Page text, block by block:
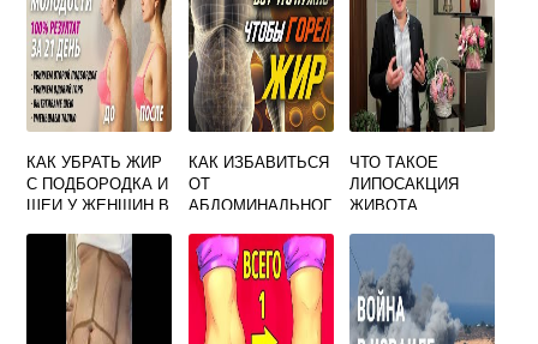
КАК УБРАТЬ ЖИР
С ПОДБОРОДКА И
ШЕИ У ЖЕНЩИН В
УСЛОВИЯХ
КАК ИЗБАВИТЬСЯ
ОТ
АБДОМИНАЛЬНОГ
ЖИВОТЕ У
ЖЕНЩИН
ЧТО ТАКОЕ
ЛИПОСАКЦИЯ
ЖИВОТА